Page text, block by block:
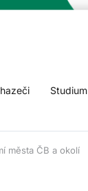
Studium
města ČB a okolí